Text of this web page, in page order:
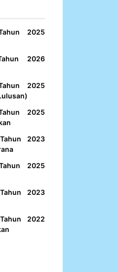
2025
2026
2025
2025
2023
2025
2023
2022